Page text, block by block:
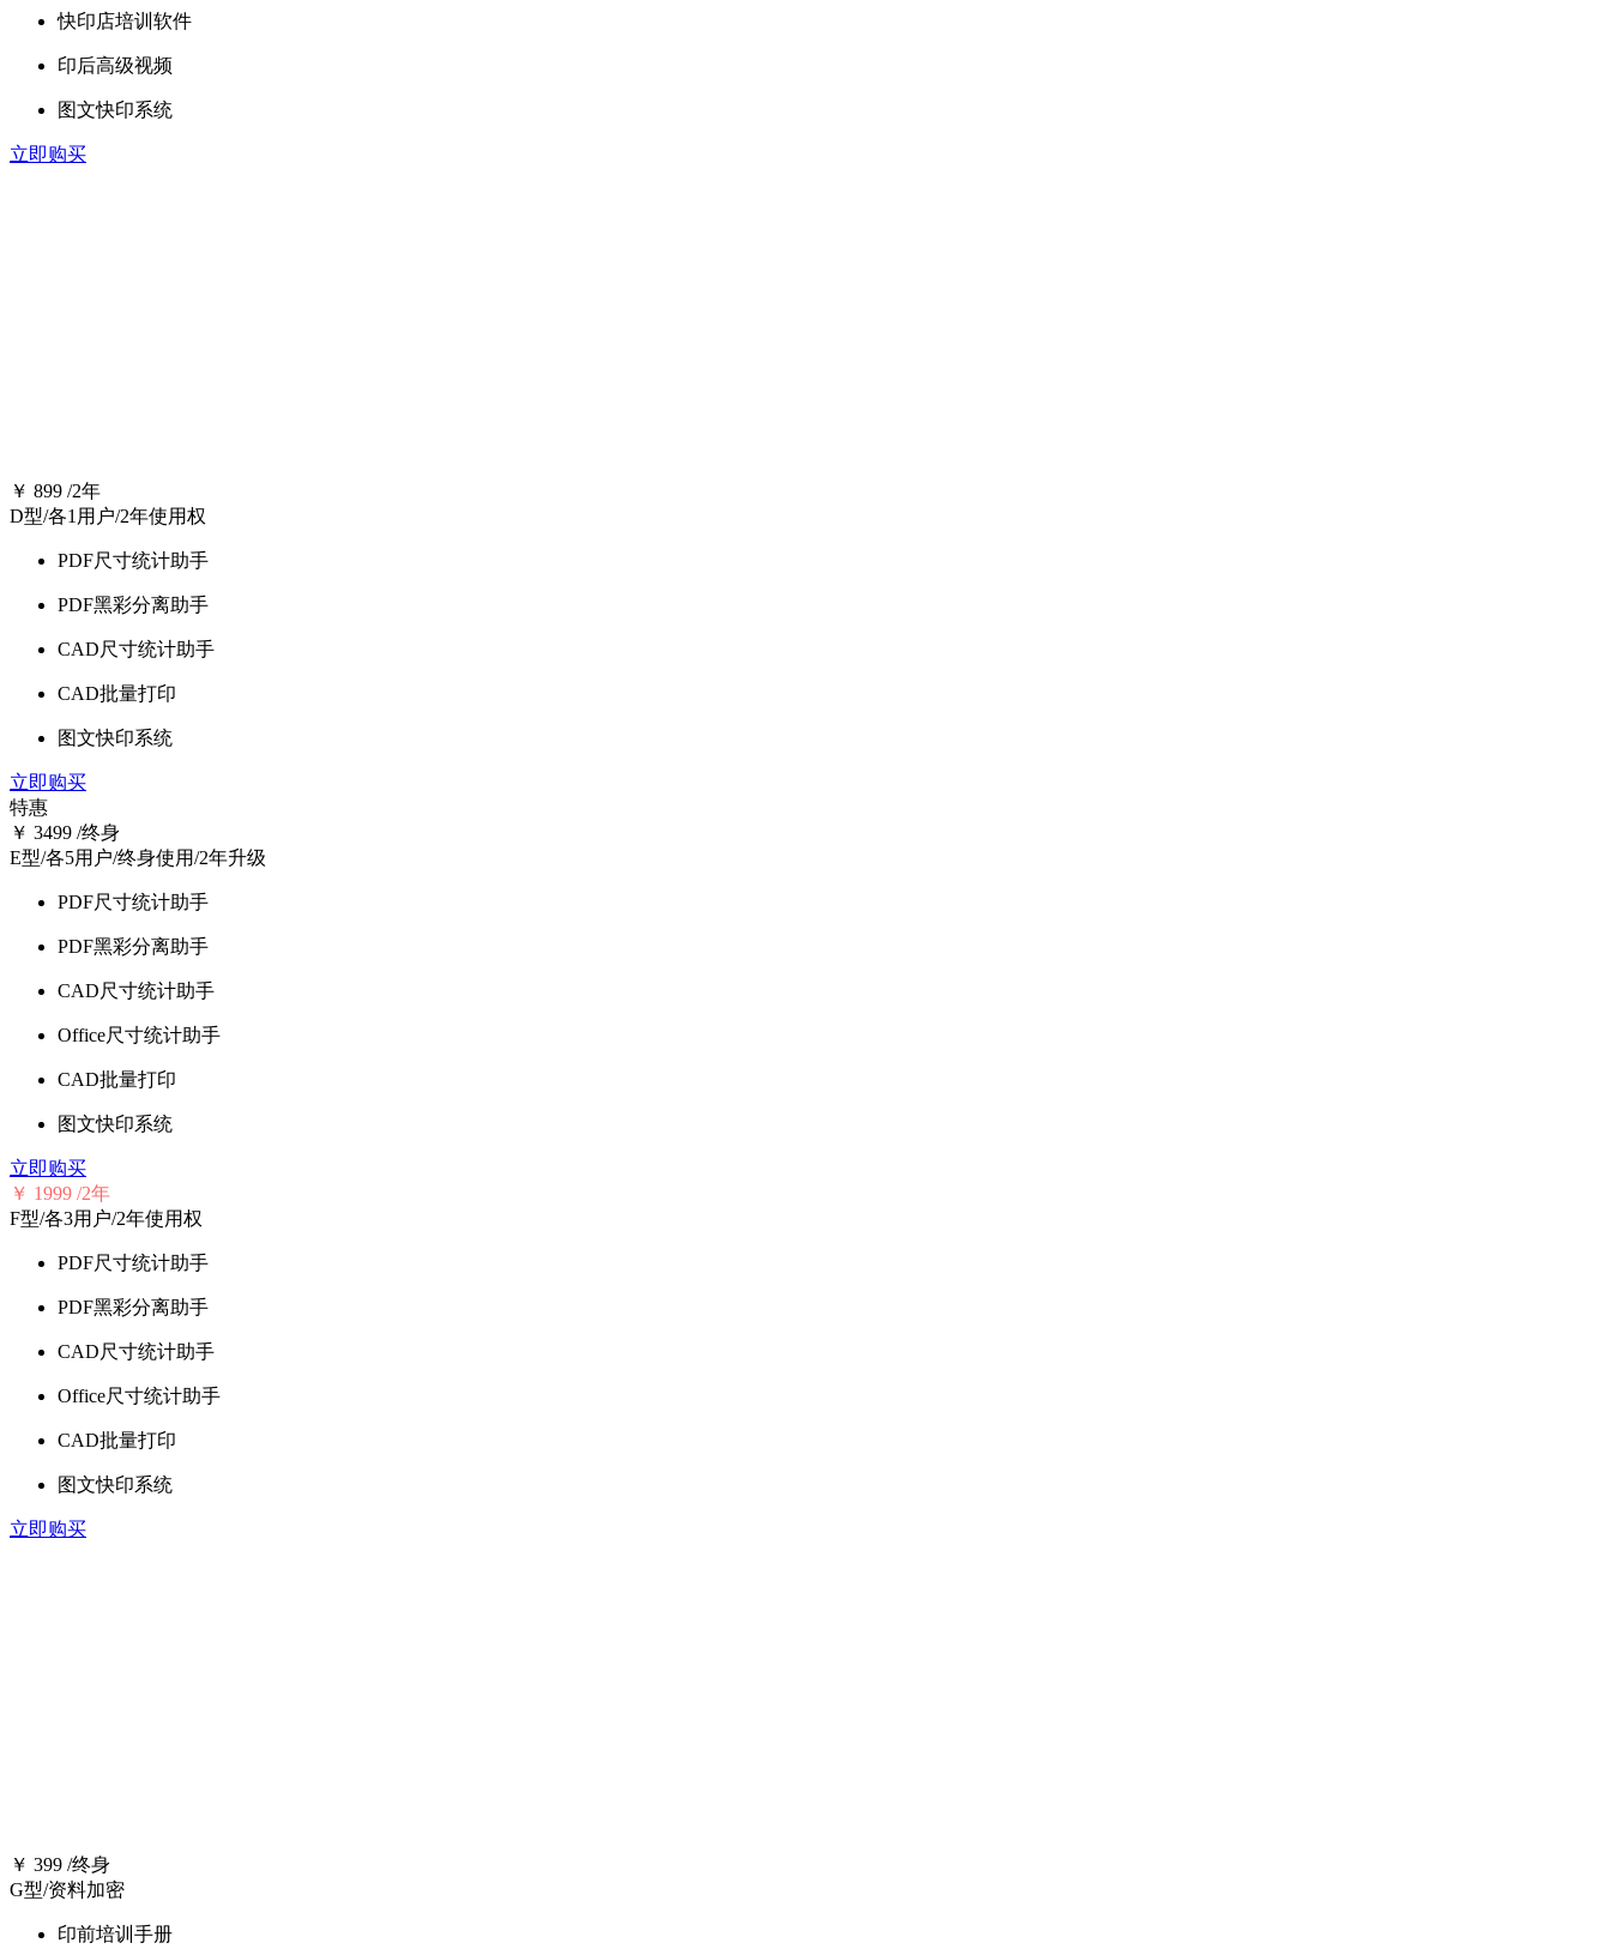
快印店培训软件
印后高级视频
图文快印系统
立即购买
￥ 899 /2年
D型/各1用户/2年使用权
PDF尺寸统计助手
PDF黑彩分离助手
CAD尺寸统计助手
CAD批量打印
图文快印系统
立即购买
特惠
￥ 3499 /终身
E型/各5用户/终身使用/2年升级
PDF尺寸统计助手
PDF黑彩分离助手
CAD尺寸统计助手
Office尺寸统计助手
CAD批量打印
图文快印系统
立即购买
￥ 1999 /2年
F型/各3用户/2年使用权
PDF尺寸统计助手
PDF黑彩分离助手
CAD尺寸统计助手
Office尺寸统计助手
CAD批量打印
图文快印系统
立即购买
￥ 399 /终身
G型/资料加密
印前培训手册